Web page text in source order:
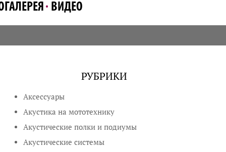
ВИДЕО
РУБРИКИ
Аксессуары
Акустика на мототехнику
Акустические полки и подиумы
Акустические системы